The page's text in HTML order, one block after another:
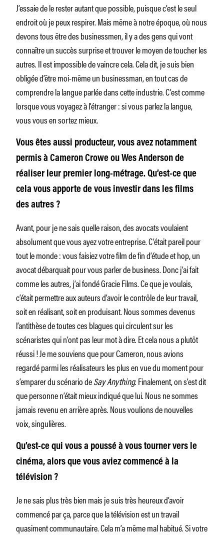
J’essaie de le rester autant que possible, puisque c’est le seul
endroit où je peux respirer. Mais même à notre époque, où nous
devons tous être des businessmen, il y a des gens qui vont
connaître un succès surprise et trouver le moyen de toucher les
autres. Il est impossible de vaincre cela. Cela dit, je suis bien
obligée d’être moi-même un businessman, en tout cas de
comprendre la langue parlée dans cette industrie. C’est comme
lorsque vous voyagez à l’étranger : si vous parlez la langue,
vous vous en sortez mieux.
Vous êtes aussi producteur, vous avez notamment
permis à Cameron Crowe ou Wes Anderson de
réaliser leur premier long-métrage. Qu’est-ce que
cela vous apporte de vous investir dans les films
des autres ?
Avant, pour je ne sais quelle raison, des avocats voulaient
absolument que vous ayez votre entreprise. C’était pareil pour
tout le monde : vous faisiez votre film de fin d’étude et hop, un
avocat débarquait pour vous parler de business. Donc j’ai fait
comme les autres, j’ai fondé Gracie Films. Ce que je voulais,
c’était permettre aux auteurs d’avoir le contrôle de leur travail,
soit en réalisant, soit en produisant. Nous sommes devenus
l’antithèse de toutes ces blagues qui circulent sur les
scénaristes qui n’ont pas leur mot à dire. Et cela nous a plutôt
réussi ! Je me souviens que pour Cameron, nous avions
regardé parmi les réalisateurs les plus en vue du moment pour
s’emparer du scénario deSay Anything. Finalement, on s’est dit
que personne n’était mieux indiqué que lui. Nous ne sommes
jamais revenu en arrière après. Nous voulions de nouvelles
voix, singulières.
Qu’est-ce qui vous a poussé à vous tourner vers le
cinéma, alors que vous aviez commencé à la
télévision ?
Je ne sais plus très bien mais je suis très heureux d’avoir
commencé par ça, parce que la télévision est un travail
quasiment communautaire. Cela m’a même mal habitué. Si votre